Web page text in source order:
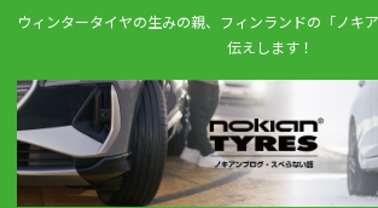
ウィンタータイヤの生みの親、フィンランドの「ノキ
伝えします！